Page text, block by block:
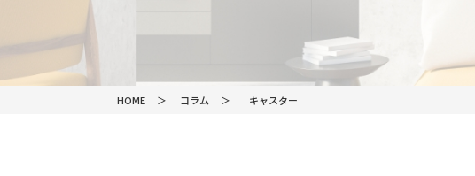
HOME コラム キャスター